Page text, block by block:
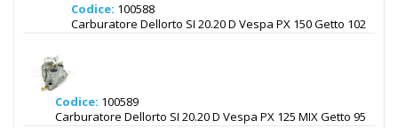
Codice: 100588
Carburatore Dellorto SI 20.20 D Vespa PX 150 Getto 102
Codice: 100589
Carburatore Dellorto SI 20.20 D Vespa PX 125 MIX Getto 95